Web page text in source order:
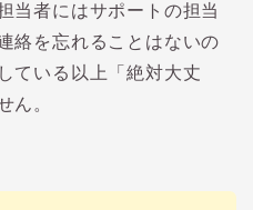
当者にはサポートの担当
絡を忘れることはないの
ている以上「絶対大丈
ん。